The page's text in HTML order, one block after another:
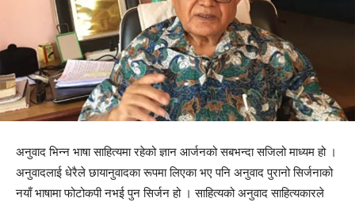
अनुवाद भिन्न भाषा साहित्यमा रहेको ज्ञान आर्जनको सबभन्दा सजिलो माध्यम हो ।
अनुवादलाई धेरैले छायानुवादका रूपमा लिएका भए पनि अनुवाद पुरानो सिर्जनाको
नयाँ भाषामा फोटोकपी नभई पुन सिर्जन हो । साहित्यको अनुवाद साहित्यकारले